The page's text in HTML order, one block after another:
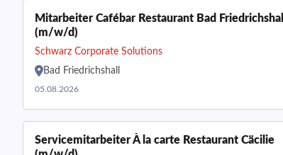
Mitarbeiter Cafébar Restaurant Bad Friedrichshall
(m/w/d)
Schwarz Corporate Solutions
Bad Friedrichshall
05.08.2026
Servicemitarbeiter À la carte Restaurant Cäcilie